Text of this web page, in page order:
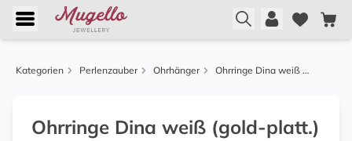
Kategorien Perlenzauber Ohrhänger Ohrringe Dina weiß (gold-platt.)
Ohrringe Dina weiß (gold-platt.)